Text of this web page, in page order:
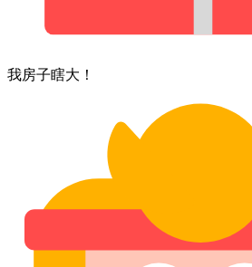
我⁠房子⁠瞎⁠大！